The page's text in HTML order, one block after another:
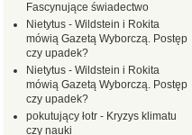
Fascynujące świadectwo
Nietytus - Wildstein i Rokita
mówią Gazetą Wyborczą. Postęp
czy upadek?
Nietytus - Wildstein i Rokita
mówią Gazetą Wyborczą. Postęp
czy upadek?
pokutujący łotr - Kryzys klimatu
czy nauki